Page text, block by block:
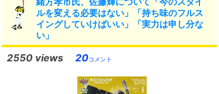
ルを変える必要はない」「持ち味のフルス
イングしていけばいい」「実力は申し分な
い」
2550 views 20コメント